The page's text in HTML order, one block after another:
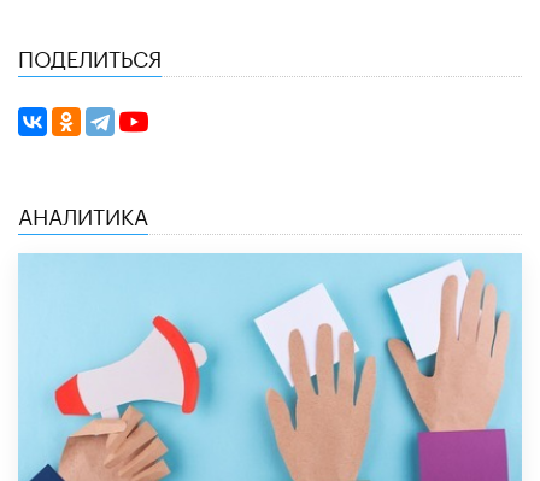
ПОДЕЛИТЬСЯ
АНАЛИТИКА